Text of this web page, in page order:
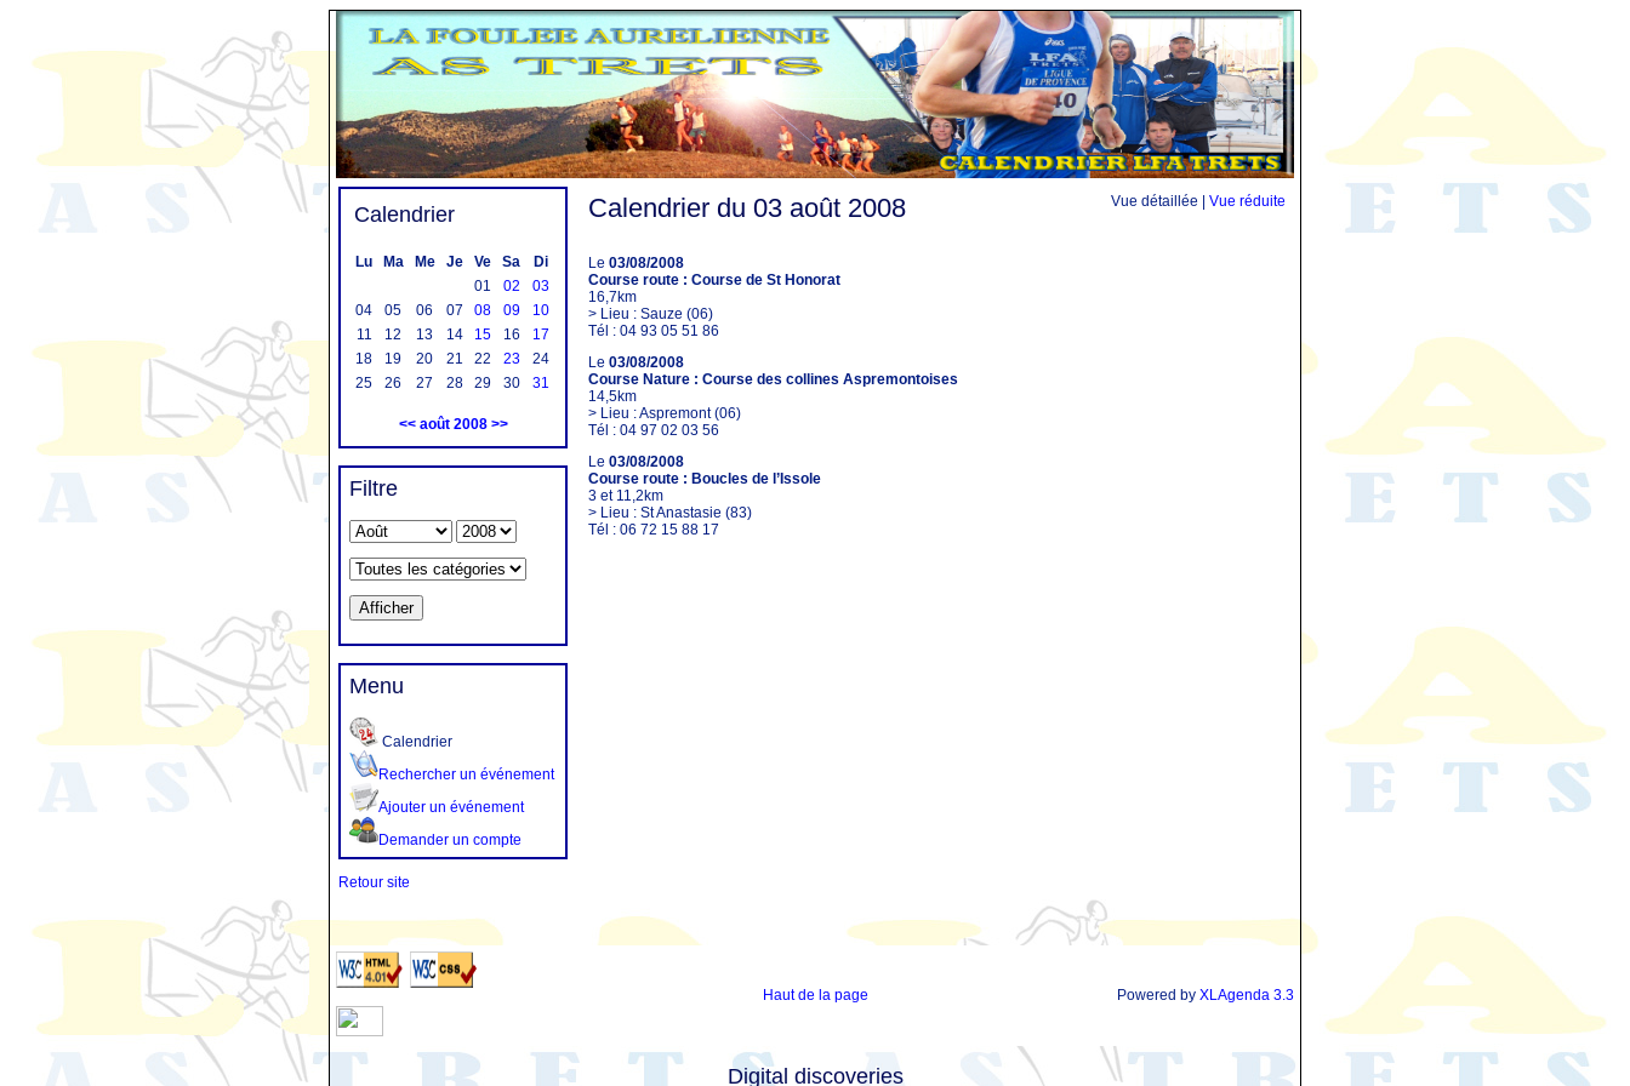
Calendrier
Lu Ma Me Je Ve Sa
Di
01
02
03
04
05 06 07 08 09
10
11
12 13 14 15 16
17
18
19 20 21 22 23
24
25
26 27 28 29 30 31
<< août 2008 >>
Filtre
Menu
Calendrier
Rechercher un événement
Ajouter un événement
Demander un compte
Retour site
Calendrier du 03 août 2008 Vue détaillée | Vue réduite
Le 03/08/2008
Course route : Course de St Honorat
16,7km
> Lieu : Sauze (06)
Tél : 04 93 05 51 86
Le 03/08/2008
Course Nature : Course des collines Aspremontoises
14,5km
> Lieu : Aspremont (06)
Tél : 04 97 02 03 56
Le 03/08/2008
Course route : Boucles de l’Issole
3 et 11,2km
> Lieu : St Anastasie (83)
Tél : 06 72 15 88 17
Haut de la page Powered by XLAgenda 3.3
Digital discoveries